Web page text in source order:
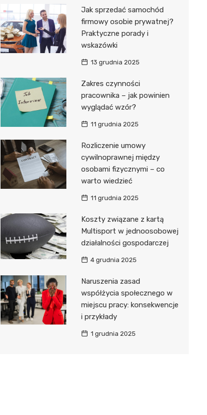
Jak sprzedać samochód
firmowy osobie prywatnej?
Praktyczne porady i
wskazówki
13 grudnia 2025
Zakres czynności
pracownika – jak powinien
wyglądać wzór?
11 grudnia 2025
Rozliczenie umowy
cywilnoprawnej między
osobami fizycznymi – co
warto wiedzieć
11 grudnia 2025
Koszty związane z kartą
Multisport w jednoosobowej
działalności gospodarczej
4 grudnia 2025
Naruszenia zasad
współżycia społecznego w
miejscu pracy: konsekwencje
i przykłady
1 grudnia 2025